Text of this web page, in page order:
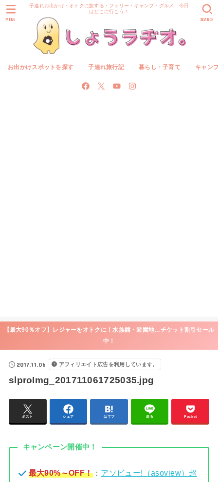
子連れお出かけ・オトクに旅する・フェリー・キャンプ・グルメ…今日
はどこに行こう！
お出かけスポットを探す 子連れ旅行記 暮らし・子育て キャン
SEARCH
MENU
【最大90％オフ】レジャーをオトクに！水族館・遊園地…チケット割引セール
中！
2017.11.06 アフィリエイト広告を利用しています。
slproImg_201711061725035.jpg
ポスト シェア はてブ 送る Pocket
キャンペーン開催中！
最大90%～OFF！： アソビュー!（asoview）超